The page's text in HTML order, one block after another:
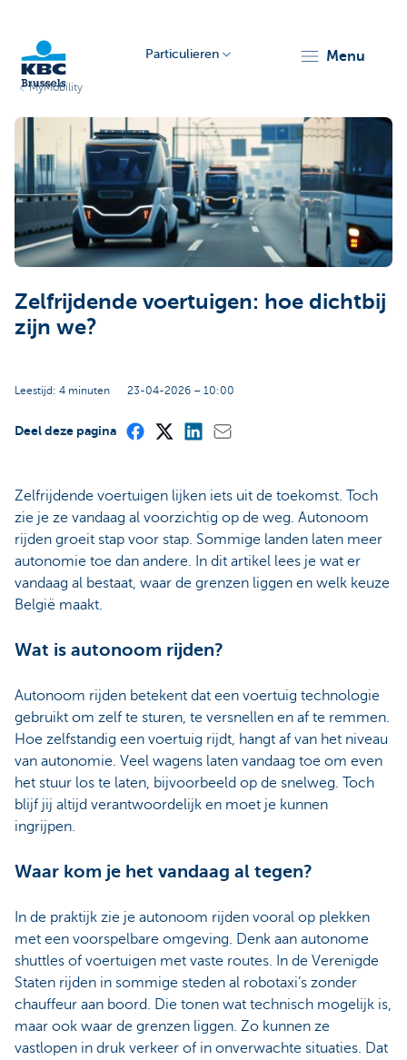
Brussels
Particulieren menu
MyMobility
Zelfrijdende voertuigen: hoe dichtbij
zijn we?
Leestijd: 4 minuten 23-04-2026 – 10:00
Deel deze pagina
Zelfrijdende voertuigen lijken iets uit de toekomst. Toch
zie je ze vandaag al voorzichtig op de weg. Autonoom
rijden groeit stap voor stap. Sommige landen laten meer
autonomie toe dan andere. In dit artikel lees je wat er
vandaag al bestaat, waar de grenzen liggen en welk keuze
België maakt.
Wat is autonoom rijden?
Autonoom rijden betekent dat een voertuig technologie
gebruikt om zelf te sturen, te versnellen en af te remmen.
Hoe zelfstandig een voertuig rijdt, hangt af van het niveau
van autonomie. Veel wagens laten vandaag toe om even
het stuur los te laten, bijvoorbeeld op de snelweg. Toch
blijf jij altijd verantwoordelijk en moet je kunnen
ingrijpen.
Waar kom je het vandaag al tegen?
In de praktijk zie je autonoom rijden vooral op plekken
met een voorspelbare omgeving. Denk aan autonome
shuttles of voertuigen met vaste routes. In de Verenigde
Staten rijden in sommige steden al robotaxi’s zonder
chauffeur aan boord. Die tonen wat technisch mogelijk is,
maar ook waar de grenzen liggen. Zo kunnen ze
vastlopen in druk verkeer of in onverwachte situaties. Dat